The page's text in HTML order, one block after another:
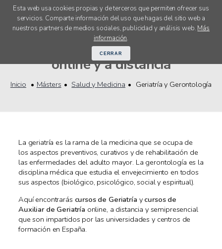
Esta web usa cookies propias y de terceros que permiten ofrecer sus
servicios. Comparte información del uso que hagas del sitio web a
nuestros partners de medios sociales, publicidad y análisis web. Más
información.
CERRAR
menú
Másters Geriatría y Gerontología
online y a distancia
Inicio Másters Salud y Medicina Geriatría y Gerontología
La geriatría es la rama de la medicina que se ocupa de
los aspectos preventivos, curativos y de rehabilitación de
las enfermedades del adulto mayor. La gerontología es la
disciplina médica que estudia el envejecimiento en todos
sus aspectos (biológico, psicológico, social y espiritual).
Aquí encontrarás cursos de Geriatría y cursos de
Auxiliar de Geriatría online, a distancia y semipresencial
que son impartidos por las universidades y centros de
formación en España.